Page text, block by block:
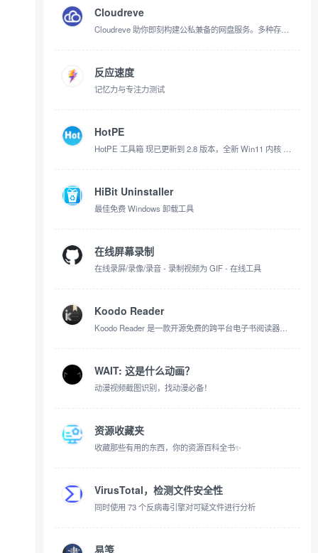
Cloudreve
Cloudreve 助你即刻构建公私兼备的网盘服务。多种存储策略、虚拟文件系统等核心特性，打造灵活自如的文件管理体验
反应速度
记忆力与专注力测试
HotPE
HotPE 工具箱 现已更新到 2.8 版本，全新 Win11 内核 真正的纯净、无广告、无劫持、无后门 内
HiBit Uninstaller
最佳免费 Windows 卸载工具
在线屏幕录制
在线录屏/录像/录音 - 录制视频为 GIF - 在线工具
Koodo Reader
Koodo Reader 是一款开源免费的跨平台电子书阅读器，支持 Windows、macOS、Linux 和网页版多平台使用。
WAIT: 这是什么动画？
动漫视频截图识别，找动漫必备！
资源收藏夹
收藏那些有用的东西，你的资源百科全书✨
VirusTotal，检测文件安全性
同时使用 73 个反病毒引擎对可疑文件进行分析
易笺